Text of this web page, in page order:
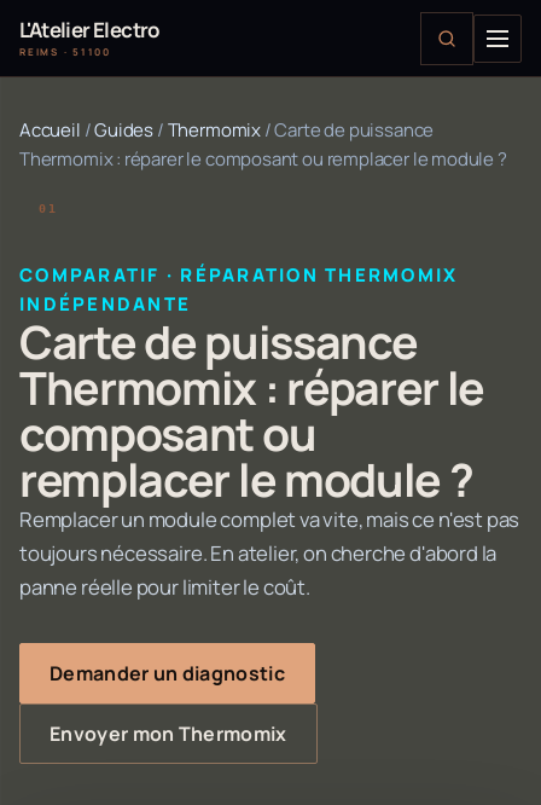
L'Atelier Electro
REIMS · 51100
Accueil /Guides/Thermomix/Carte de puissance
Thermomix : réparer le composant ou remplacer le module ?
COMPARATIF · RÉPARATION THERMOMIX
INDÉPENDANTE
Carte de puissance
Thermomix : réparer le
composant ou
remplacer le module ?
Remplacer un module complet va vite, mais ce n'est pas
toujours nécessaire. En atelier, on cherche d'abord la
panne réelle pour limiter le coût.
Demander un diagnostic
Envoyer mon Thermomix